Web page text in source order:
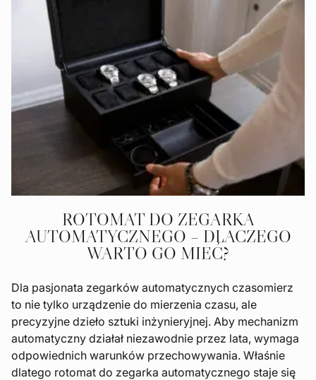
ROTOMAT DO ZEGARKA
AUTOMATYCZNEGO – DLACZEGO
WARTO GO MIEĆ?
Dla pasjonata zegarków automatycznych czasomierz
to nie tylko urządzenie do mierzenia czasu, ale
precyzyjne dzieło sztuki inżynieryjnej. Aby mechanizm
automatyczny działał niezawodnie przez lata, wymaga
odpowiednich warunków przechowywania. Właśnie
dlatego rotomat do zegarka automatycznego staje się